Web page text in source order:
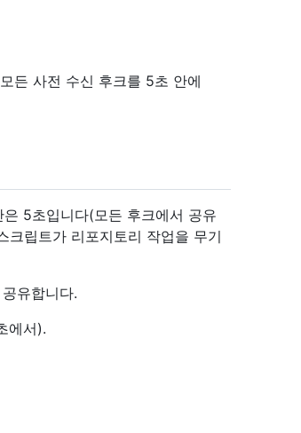
든 사전 수신 후크를 5초 안에
5초입니다(모든 후크에서 공유
크립트가 리포지토리 작업을 무기
공유합니다.
에서).